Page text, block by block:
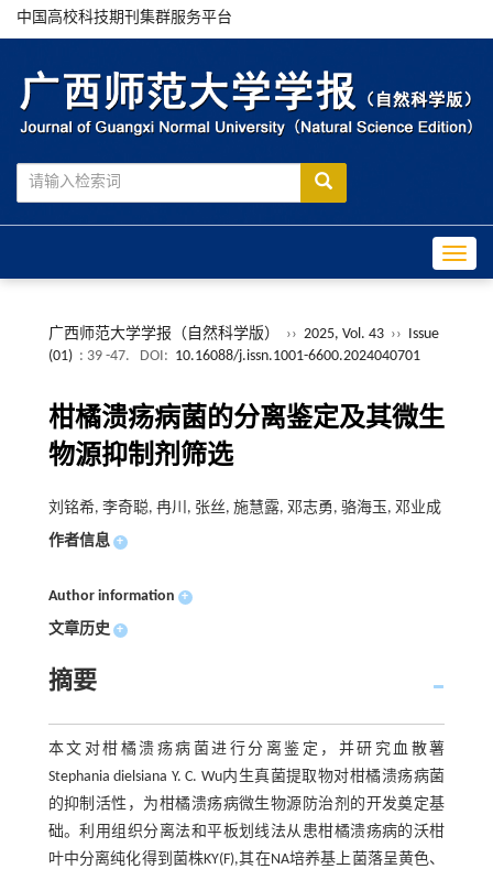
中国高校科技期刊集群服务平台
广西师范大学学报（自然科学版） ›› 2025, Vol. 43 ››
Issue
(01) : 39 -47. DOI: 10.16088/j.issn.1001-6600.2024040701
柑橘溃疡病菌的分离鉴定及其微生
物源抑制剂筛选
刘铭希, 李奇聪, 冉川, 张丝, 施慧露, 邓志勇, 骆海玉, 邓业成
作者信息 +
Author information +
文章历史 +
摘要
本文对柑橘溃疡病菌进行分离鉴定，并研究血散薯
Stephania dielsiana Y. C. Wu内生真菌提取物对柑橘溃疡病菌
的抑制活性，为柑橘溃疡病微生物源防治剂的开发奠定基
础。利用组织分离法和平板划线法从患柑橘溃疡病的沃柑
叶中分离纯化得到菌株KY(F),其在NA培养基上菌落呈黄色、